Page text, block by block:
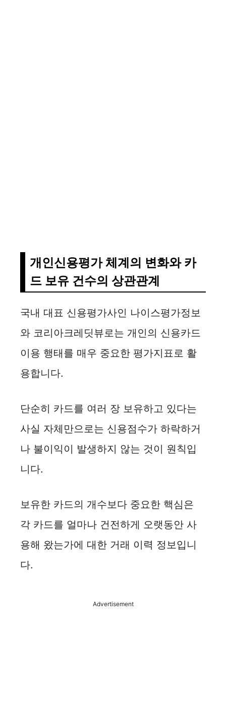
개인신용평가 체계의 변화와 카
드 보유 건수의 상관관계
국내 대표 신용평가사인 나이스평가정보
와 코리아크레딧뷰로는 개인의 신용카드
이용 행태를 매우 중요한 평가지표로 활
용합니다.
단순히 카드를 여러 장 보유하고 있다는
사실 자체만으로는 신용점수가 하락하거
나 불이익이 발생하지 않는 것이 원칙입
니다.
보유한 카드의 개수보다 중요한 핵심은
각 카드를 얼마나 건전하게 오랫동안 사
용해 왔는가에 대한 거래 이력 정보입니
다.
Advertisement